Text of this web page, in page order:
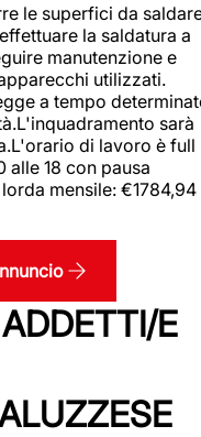
le superfici da
la saldatura a
manutenzione e
utilizzati.
a tempo
sarà
di lavoro è full
alle 18 con pausa
mensile: €1784,94
E